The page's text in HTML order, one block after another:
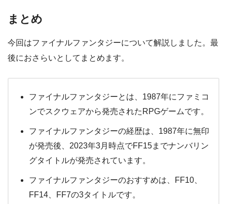
まとめ
今回はファイナルファンタジーについて解説しました。最
後におさらいとしてまとめます。
ファイナルファンタジーとは、1987年にファミコ
ンでスクウェアから発売されたRPGゲームです。
ファイナルファンタジーの経歴は、1987年に無印
が発売後、2023年3月時点でFF15までナンバリン
グタイトルが発売されています。
ファイナルファンタジーのおすすめは、FF10、
FF14、FF7の3タイトルです。